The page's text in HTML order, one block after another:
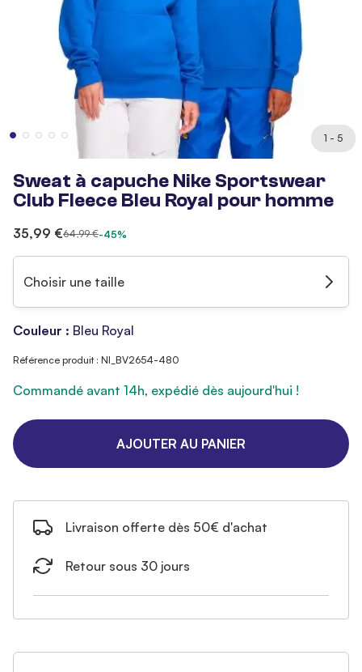
1 - 5
Sweat à capuche Nike Sportswear
Club Fleece Bleu Royal pour homme
35,99 €64,99 €-45%
Choisir une taille
Couleur : Bleu Royal
Référence produit : NI_BV2654-480
Commandé avant 14h, expédié dès aujourd'hui !
AJOUTER AU PANIER
Livraison offerte dès 50€ d'achat
Retour sous 30 jours